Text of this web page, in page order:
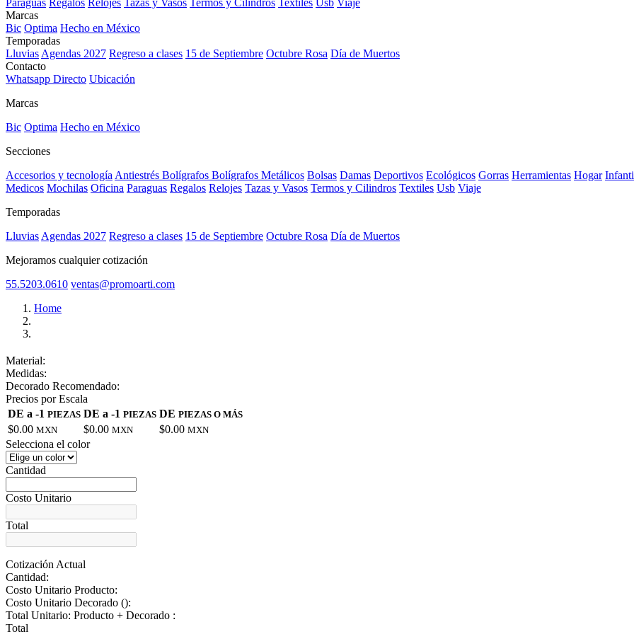
Paraguas Regalos Relojes Tazas y Vasos Termos y Cilindros Textiles Usb Viaje
Marcas
Bic Optima Hecho en México
Temporadas
Lluvias Agendas 2027 Regreso a clases 15 de Septiembre Octubre Rosa Día de Muertos
Contacto
Whatsapp Directo Ubicación
Marcas
Bic Optima Hecho en México
Secciones
Accesorios y tecnología Antiestrés Bolígrafos Bolígrafos Metálicos Bolsas Damas Deportivos Ecológicos Gorras Herramientas Hogar
Medicos Mochilas Oficina Paraguas Regalos Relojes Tazas y Vasos Termos y Cilindros Textiles Usb Viaje
Temporadas
Lluvias Agendas 2027 Regreso a clases 15 de Septiembre Octubre Rosa Día de Muertos
Mejoramos cualquier cotización
55.5203.0610 ventas@promoarti.com
Home
Material:
Medidas:
Decorado Recomendado:
Precios por Escala
DE a -1 PIEZAS DE a -1 PIEZAS DE PIEZAS O MÁS
$0.00 MXN $0.00 MXN $0.00 MXN
Selecciona el color
Cantidad
Costo Unitario
Total
Cotización Actual
Cantidad:
Costo Unitario Producto:
Costo Unitario Decorado ():
Total Unitario: Producto + Decorado :
Total